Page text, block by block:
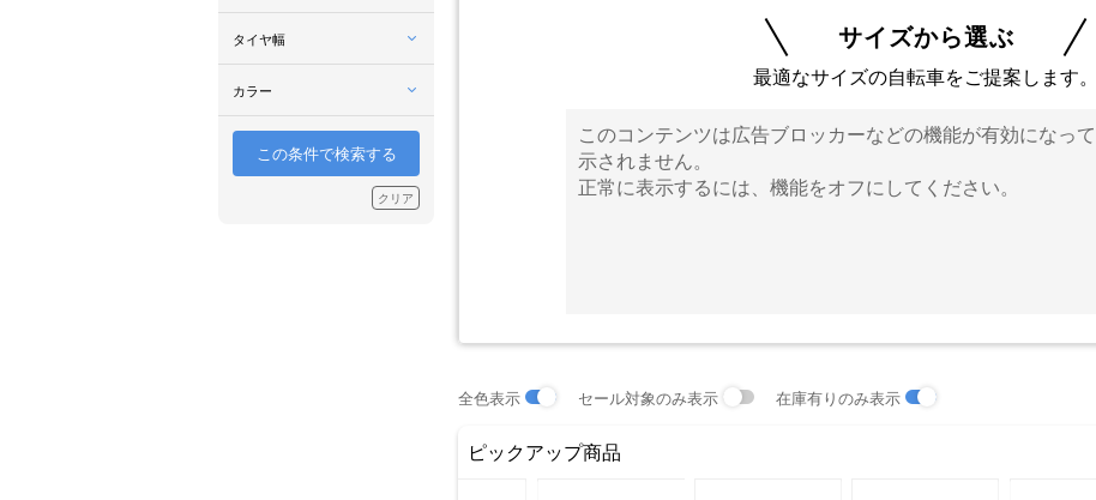
サイズから選ぶ
最適なサイズの自転車をご提案します。
このコンテンツは広告ブロッカーなどの機能が有効になっ
示されません。
正常に表示するには、機能をオフにしてください。
全色表示 セール対象のみ表示 在庫有りのみ表示
ピックアップ商品
タイヤ幅
カラー
この条件で検索する
クリア